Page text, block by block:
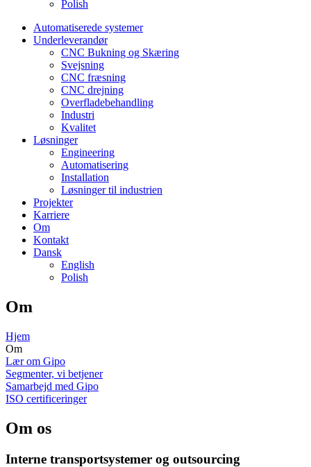
Polish
Automatiserede systemer
Underleverandør
CNC Bukning og Skæring
Svejsning
CNC fræsning
CNC drejning
Overfladebehandling
Industri
Kvalitet
Løsninger
Engineering
Automatisering
Installation
Løsninger til industrien
Projekter
Karriere
Om
Kontakt
Dansk
English
Polish
Om
Hjem
Om
Lær om Gipo
Segmenter, vi betjener
Samarbejd med Gipo
ISO certificeringer
Om os
Interne transportsystemer og outsourcing